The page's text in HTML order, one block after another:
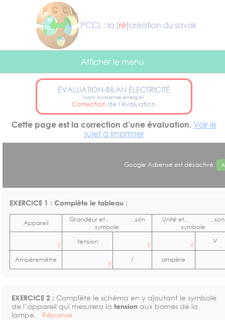
Afficher le menu
ÉVALUATION-BILAN ÉLECTRICITÉ
(sans puissance-énergie)
Correction de l'évaluation
Cette page est la correction d'une évaluation. Voir le
sujet à imprimer
Google Adsense est désactivé.
EXERCICE 1 : Complète le tableau :
Appareil
Grandeur et... ...son
symbole
Unité et... ...son
symbole
?
tension
? ?
V
Ampèremètre
?
I ampère
EXERCICE 2 : Complète le schéma en y ajoutant le symbole
de l’appareil qui mesurera latension aux bornes de la
lampe. Réponse
Panneau de gestion des cookies